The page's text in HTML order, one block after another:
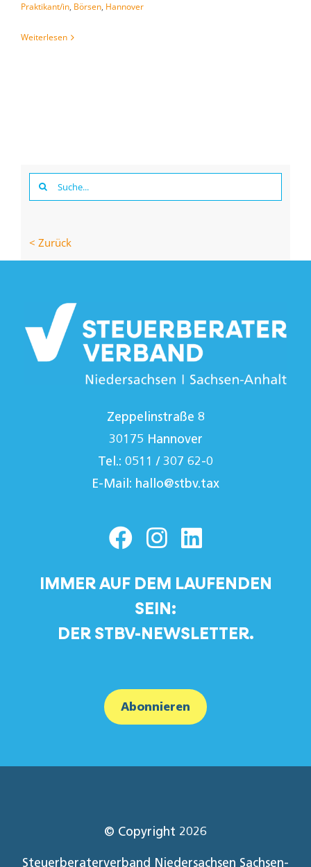
Praktikant/in, Börsen, Hannover
Weiterlesen
Suche
nach:
< Zurück
Zeppelinstraße 8
30175 Hannover
Tel.: 0511 / 307 62-0
E-Mail: hallo@stbv.tax
IMMER AUF DEM LAUFENDEN
SEIN:
DER STBV-NEWSLETTER.
Abonnieren
© Copyright 2026
Steuerberaterverband Niedersachsen Sachsen-